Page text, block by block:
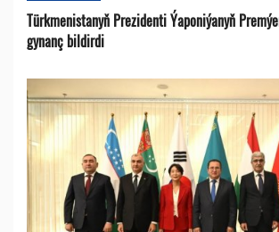
Türkmenistanyň Prezidenti Ýaponiýanyň
gynanç bildirdi